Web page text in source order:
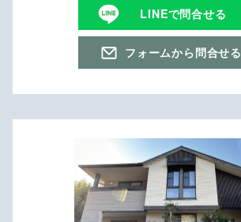
LINEで問合せる
フォームから問合せる